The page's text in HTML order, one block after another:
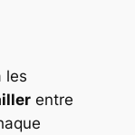
les
entre